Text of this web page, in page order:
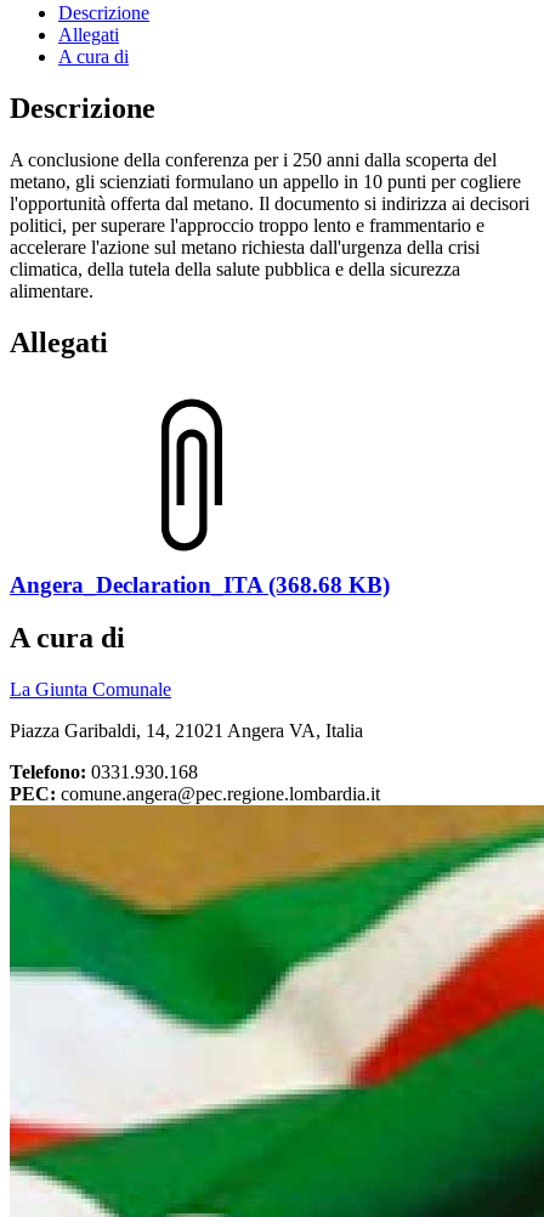
Descrizione
Allegati
A cura di
Descrizione
A conclusione della conferenza per i 250 anni dalla scoperta del
metano, gli scienziati formulano un appello in 10 punti per cogliere
l'opportunità offerta dal metano. Il documento si indirizza ai decisori
politici, per superare l'approccio troppo lento e frammentario e
accelerare l'azione sul metano richiesta dall'urgenza della crisi
climatica, della tutela della salute pubblica e della sicurezza
alimentare.
Allegati
Angera_Declaration_ITA (368.68 KB)
A cura di
La Giunta Comunale
Piazza Garibaldi, 14, 21021 Angera VA, Italia
Telefono: 0331.930.168
PEC: comune.angera@pec.regione.lombardia.it